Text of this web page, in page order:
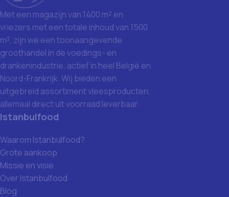
Met een magazijn van 1400 m² en
vriezers met een totale inhoud van 1500
m³, zijn we een toonaangevende
groothandel in de voedings- en
drankenindustrie, actief in heel België en
Noord-Frankrijk. Wij bieden een
uitgebreid assortiment vleesproducten,
allemaal direct uit voorraad leverbaar.
Istanbulfood
Waarom Istanbulfood?
Grote aankoop
Missie en visie
Over Istanbulfood
Blog